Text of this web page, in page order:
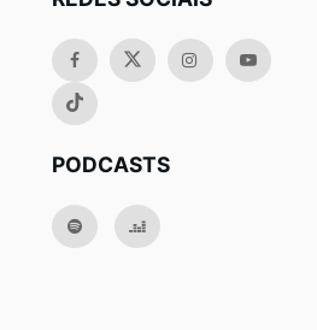
PODCASTS